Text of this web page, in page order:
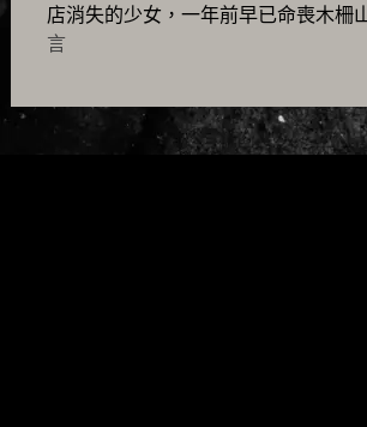
店消失的少女，一年前早已命喪木柵
言